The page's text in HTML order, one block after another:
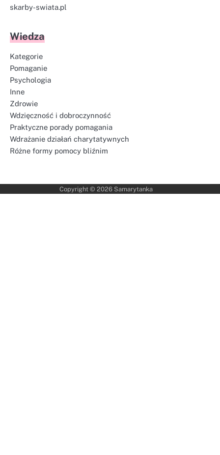
skarby-swiata.pl
Wiedza
Kategorie
Pomaganie
Psychologia
Inne
Zdrowie
Wdzięczność i dobroczynność
Praktyczne porady pomagania
Wdrażanie działań charytatywnych
Różne formy pomocy bliźnim
Copyright © 2026 Samarytanka